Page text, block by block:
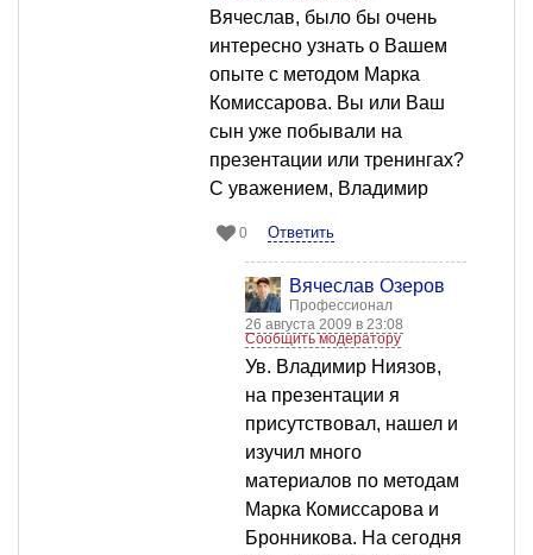
Вячеслав, было бы очень
интересно узнать о Вашем
опыте с методом Марка
Комиссарова. Вы или Ваш
сын уже побывали на
презентации или тренингах?
С уважением, Владимир
0 Ответить
Вячеслав Озеров
Профессионал
26 августа 2009 в 23:08
Сообщить модератору
Ув. Владимир Ниязов,
на презентации я
присутствовал, нашел и
изучил много
материалов по методам
Марка Комиссарова и
Бронникова. На сегодня